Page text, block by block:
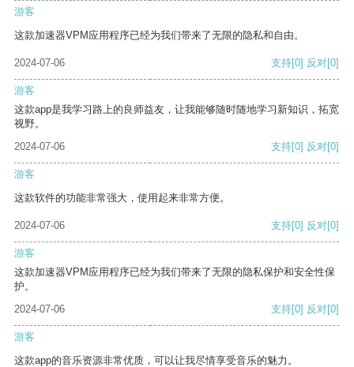
游客
这款加速器VPM应用程序已经为我们带来了无限的隐私和自由。
2024-07-06 支持[0] 反对[0]
游客
这款app是我学习路上的良师益友，让我能够随时随地学习新知识，拓宽
视野。
2024-07-06
支持[0] 反对[0]
游客
这款软件的功能非常强大，使用起来非常方便。
2024-07-06 支持[0] 反对[0]
游客
这款加速器VPM应用程序已经为我们带来了无限的隐私保护和安全性保
护。
2024-07-06
支持[0] 反对[0]
游客
这款app的音乐资源非常优质，可以让我尽情享受音乐的魅力。